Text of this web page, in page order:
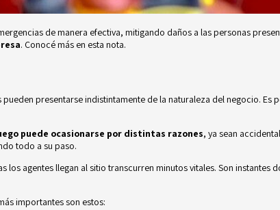
de manera efectiva, mitigando daños a las personas
. Conocé más en esta nota.
pueden presentarse indistintamente de la naturaleza del negocio.
puede ocasionarse por distintas razones, ya sean
todo a su paso.
los agentes llegan al sitio transcurren minutos vitales. Son
importantes son estos: